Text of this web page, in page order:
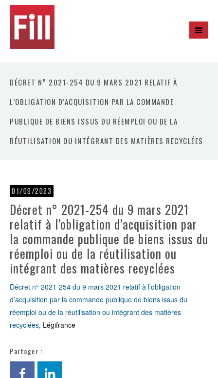
DÉCRET N° 2021-254 DU 9 MARS 2021 RELATIF À
L’OBLIGATION D’ACQUISITION PAR LA COMMANDE
PUBLIQUE DE BIENS ISSUS DU RÉEMPLOI OU DE LA
RÉUTILISATION OU INTÉGRANT DES MATIÈRES RECYCLÉES
01/09/2023
Décret n° 2021-254 du 9 mars 2021
relatif à l’obligation d’acquisition par
la commande publique de biens issus du
réemploi ou de la réutilisation ou
intégrant des matières recyclées
Décret n° 2021-254 du 9 mars 2021 relatif à l’obligation
d’acquisition par la commande publique de biens issus du
réemploi ou de la réutilisation ou intégrant des matières
recyclées, Légifrance
Partager :